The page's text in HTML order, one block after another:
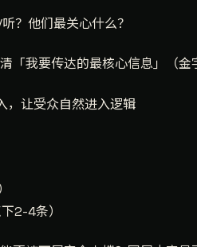
？他们最关心什么？
「我要传达的最核心信息」（金
，让受众自然进入逻辑
2-4条）